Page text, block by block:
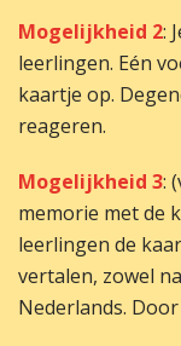
Mogelijkheid 2:
leerlingen. Eén
kaartje op.
reageren.
Mogelijkheid 3:
memorie met de
leerlingen de
vertalen, zowel
Nederlands.